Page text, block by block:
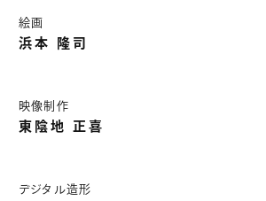
絵画
浜本 隆司
映像制作
東陰地 正喜
デジタル造形